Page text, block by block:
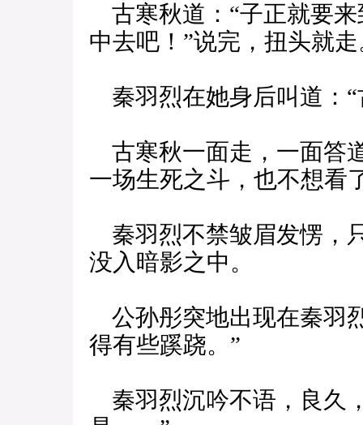
古寒秋道：“子正就要
中去吧！”说完，扭头就
秦羽烈在她身后叫道：“
古寒秋一面走，一面答
一场生死之斗，也不想看
秦羽烈不禁皱眉发愣，
没入暗影之中。
公孙彤突地出现在秦羽
得有些蹊跷。”
秦羽烈沉吟不语，良久